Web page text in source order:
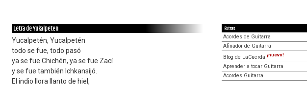
Letra de Yukalpeten
Yucalpetén, Yucalpetén
todo se fue, todo pasó
ya se fue Chichén, ya se fue Zací
y se fue también Ichkansijó.
El indio llora llanto de hiel,
Extras
Acordes de Guitarra
Afinador de Guitarra
Blog de LaCuerda ¡nuevo!
Aprender a tocar Guitarra
Acordes Guitarra